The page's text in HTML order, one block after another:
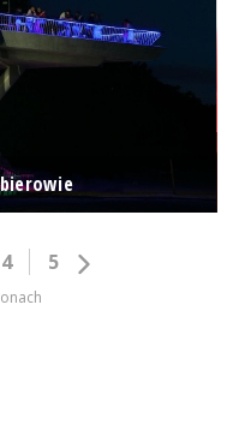
4 5